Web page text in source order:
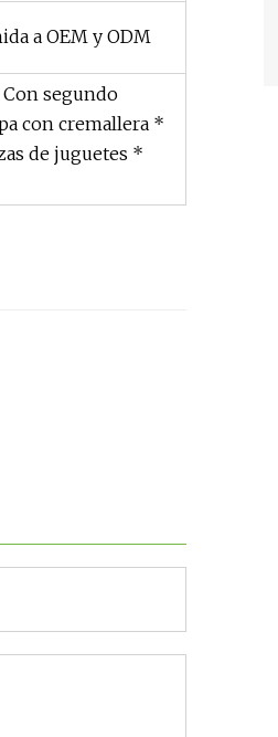
a OEM y ODM
segundo
con cremallera *
de juguetes *